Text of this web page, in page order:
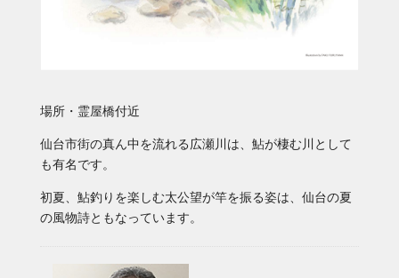
場所・霊屋橋付近
仙台市街の真ん中を流れる広瀬川は、鮎が棲む川として
も有名です。
初夏、鮎釣りを楽しむ太公望が竿を振る姿は、仙台の夏
の風物詩ともなっています。